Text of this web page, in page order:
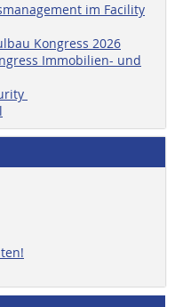
im Facility
Kongress 2026
Immobilien- und